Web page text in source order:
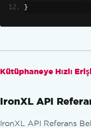
}
Kütüphaneye Hızlı
IronXL API
IronXL API Referans